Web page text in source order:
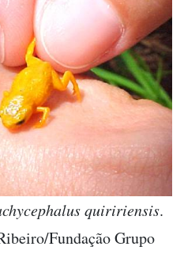
quiririensis.
Fundação Grupo